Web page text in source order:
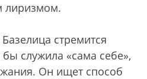
лиризмом.
стремится
служила «сама себе»,
Он ищет способ